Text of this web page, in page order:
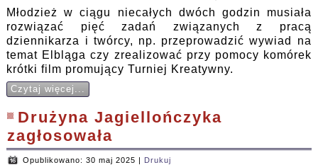
Młodzież w ciągu niecałych dwóch godzin musiała
rozwiązać pięć zadań związanych z pracą
dziennikarza i twórcy, np. przeprowadzić wywiad na
temat Elbląga czy zrealizować przy pomocy komórek
krótki film promujący Turniej Kreatywny.
Czytaj więcej...
Drużyna Jagiellończyka
zagłosowała
Opublikowano: 30 maj 2025 | Drukuj